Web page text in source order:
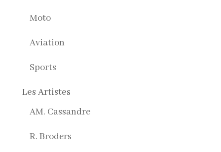
Moto
Aviation
Sports
Les Artistes
AM. Cassandre
R. Broders